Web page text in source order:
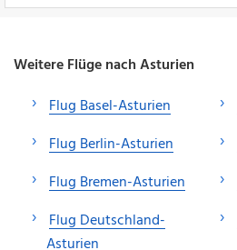
Weitere Flüge nach Asturien
Flug Basel-Asturien
Flug Berlin-Asturien
Flug Bremen-Asturien
Flug Deutschland-
Asturien